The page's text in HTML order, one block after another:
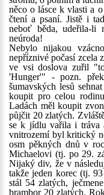
něco o lásce k vlasti a
čtení a psaní. Jistě i
neboť běda, udeřila-li
neúroda!
Nebylo nijakou
nepříznivé počasí zcela
ve vsi doslova zuřil
'Hunger'" - pozn.
šumavských lesů
koupit pro celou
Ladách měl koupit
půjčit 20 zlatých.
se k jídlu vařila i tráva
vnitrozemí byl kritický
osm pěkných dnů v
Michaelovi (tj. po 29.
Nijaký div, že v
takže jeden korec (tj.
stál 54 zlatých,
brambor 20 zlatých.